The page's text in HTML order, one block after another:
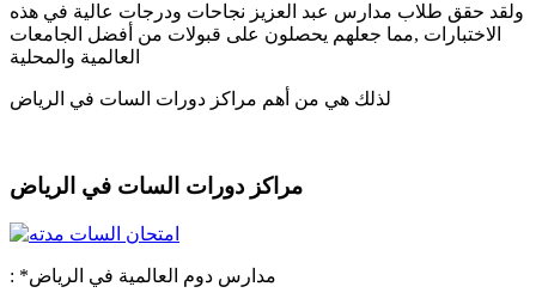
ولقد حقق طلاب مدارس عبد العزيز نجاحات ودرجات عالية في هذه
الاختبارات ,مما جعلهم يحصلون على قبولات من أفضل الجامعات
لذلك هي من أهم مراكز دورات السات في